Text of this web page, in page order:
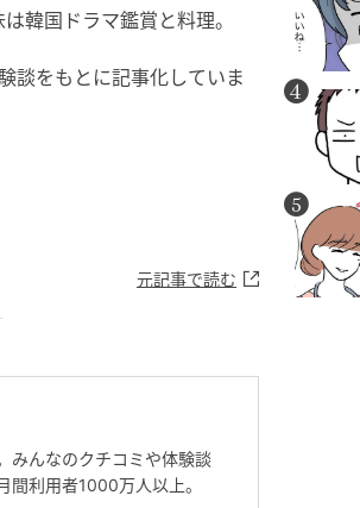
韓国ドラマ鑑賞と料理。
談をもとに記事化していま
元記事で読む
みんなのクチコミや体験談
間利用者1000万人以上。